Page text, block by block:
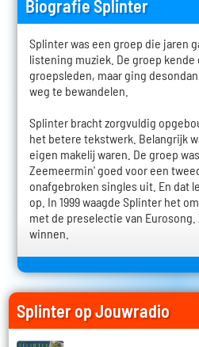
Biografie Splinter
Splinter was een groep die jaren
listening muziek. De groep kende
groepsleden, maar ging
weg te bewandelen.
Splinter bracht zorgvuldig
het betere tekstwerk. Belangrijk
eigen makelij waren. De groep
Zeemeermin' goed voor een
onafgebroken singles uit. En dat
op. In 1999 waagde Splinter het
met de preselectie van
winnen.
Splinter op Jouwradio